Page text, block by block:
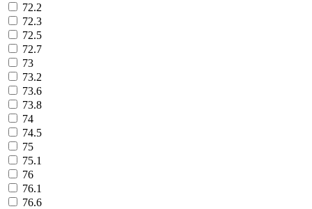
72.2
72.3
72.5
72.7
73
73.2
73.6
73.8
74
74.5
75
75.1
76
76.1
76.6